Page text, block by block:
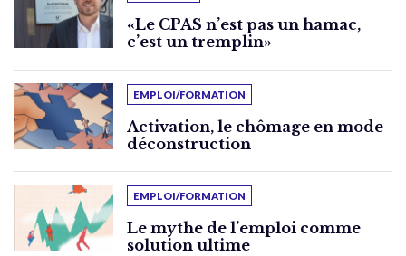
«Le CPAS n’est pas un hamac,
c’est un tremplin»
EMPLOI/FORMATION
Activation, le chômage en mode
déconstruction
EMPLOI/FORMATION
Le mythe de l’emploi comme
solution ultime